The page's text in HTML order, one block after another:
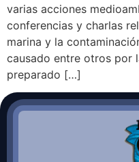
varias acciones
conferencias y charlas
marina y la
causado entre otros por
preparado […]